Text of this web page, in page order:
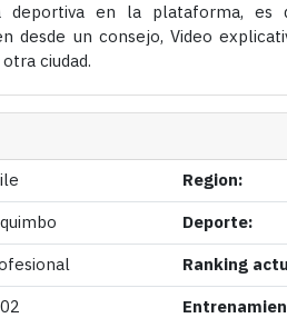
deportiva en la plataforma, es
desde un consejo, Video
ciudad.
Region:
Deporte:
Ranking